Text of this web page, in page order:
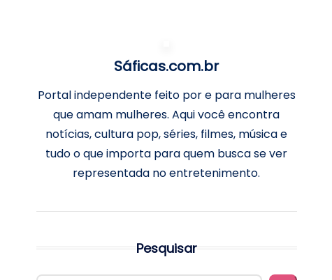
Sáficas.com.br
Portal independente feito por e para mulheres
que amam mulheres. Aqui você encontra
notícias, cultura pop, séries, filmes, música e
tudo o que importa para quem busca se ver
representada no entretenimento.
Pesquisar